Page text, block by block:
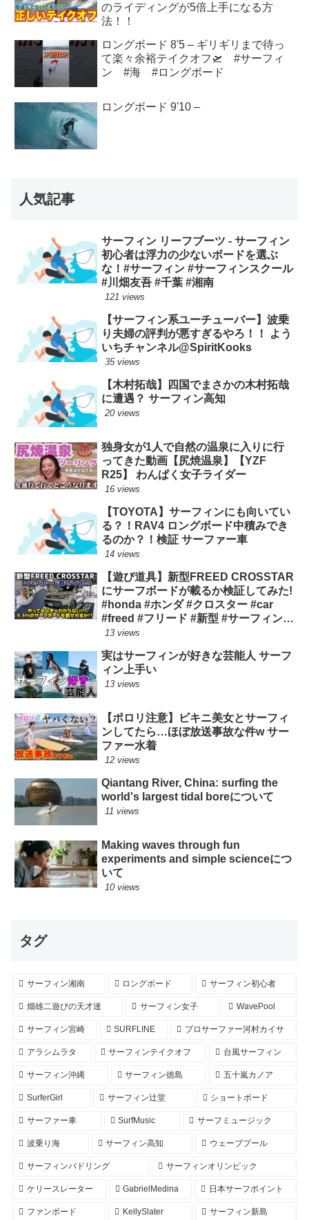
のライディングが5倍上手になる方
法！！
ロングボード 8'5 – ギリギリまで待っ
て楽々余裕テイクオフ🛫 #サーフィ
ン #海 #ロングボード
ロングボード 9'10 –
人気記事
サーフィン リーフブーツ - サーフィン
初心者は浮力の少ないボードを選ぶ
な！#サーフィン #サーフィンスクール
#川畑友吾 #千葉 #湘南
121 views
【サーフィン系ユーチューバー】波乗
り夫婦の評判が悪すぎるやろ！！ よう
いちチャンネル@SpiritKooks
35 views
【木村拓哉】四国でまさかの木村拓哉
に遭遇？ サーフィン高知
20 views
独身女が1人で自然の温泉に入りに行
ってきた動画【尻焼温泉】【YZF
R25】 わんぱく女子ライダー
16 views
【TOYOTA】サーフィンにも向いてい
る？！RAV4 ロングボード中積みでき
るのか？！検証 サーファー車
14 views
【遊び道具】新型FREED CROSSTAR
にサーフボードが載るか検証してみた!
#honda #ホンダ #クロスター #car
#freed #フリード #新型 #サーフィン
ロングボード
13 views
実はサーフィンが好きな芸能人 サーフ
ィン上手い
13 views
【ポロリ注意】ビキニ美女とサーフィ
ンしてたら…ほぼ放送事故な件w サー
ファー水着
12 views
Qiantang River, China: surfing the
world's largest tidal boreについて
11 views
Making waves through fun
experiments and simple scienceにつ
いて
10 views
タグ
サーフィン湘南 ロングボード サーフィン初心者
畑雄二遊びの天才達 サーフィン女子 WavePool
サーフィン宮崎 SURFLINE プロサーファー河村カイサ
アラシムラタ サーフィンテイクオフ 台風サーフィン
サーフィン沖縄 サーフィン徳島 五十嵐カノア
SurferGirl サーフィン辻堂 ショートボード
サーファー車 SurfMusic サーフミュージック
波乗り海 サーフィン高知 ウェーブプール
サーフィンパドリング サーフィンオリンピック
ケリースレーター GabrielMedina 日本サーフポイント
ファンボード KellySlater サーフィン新島